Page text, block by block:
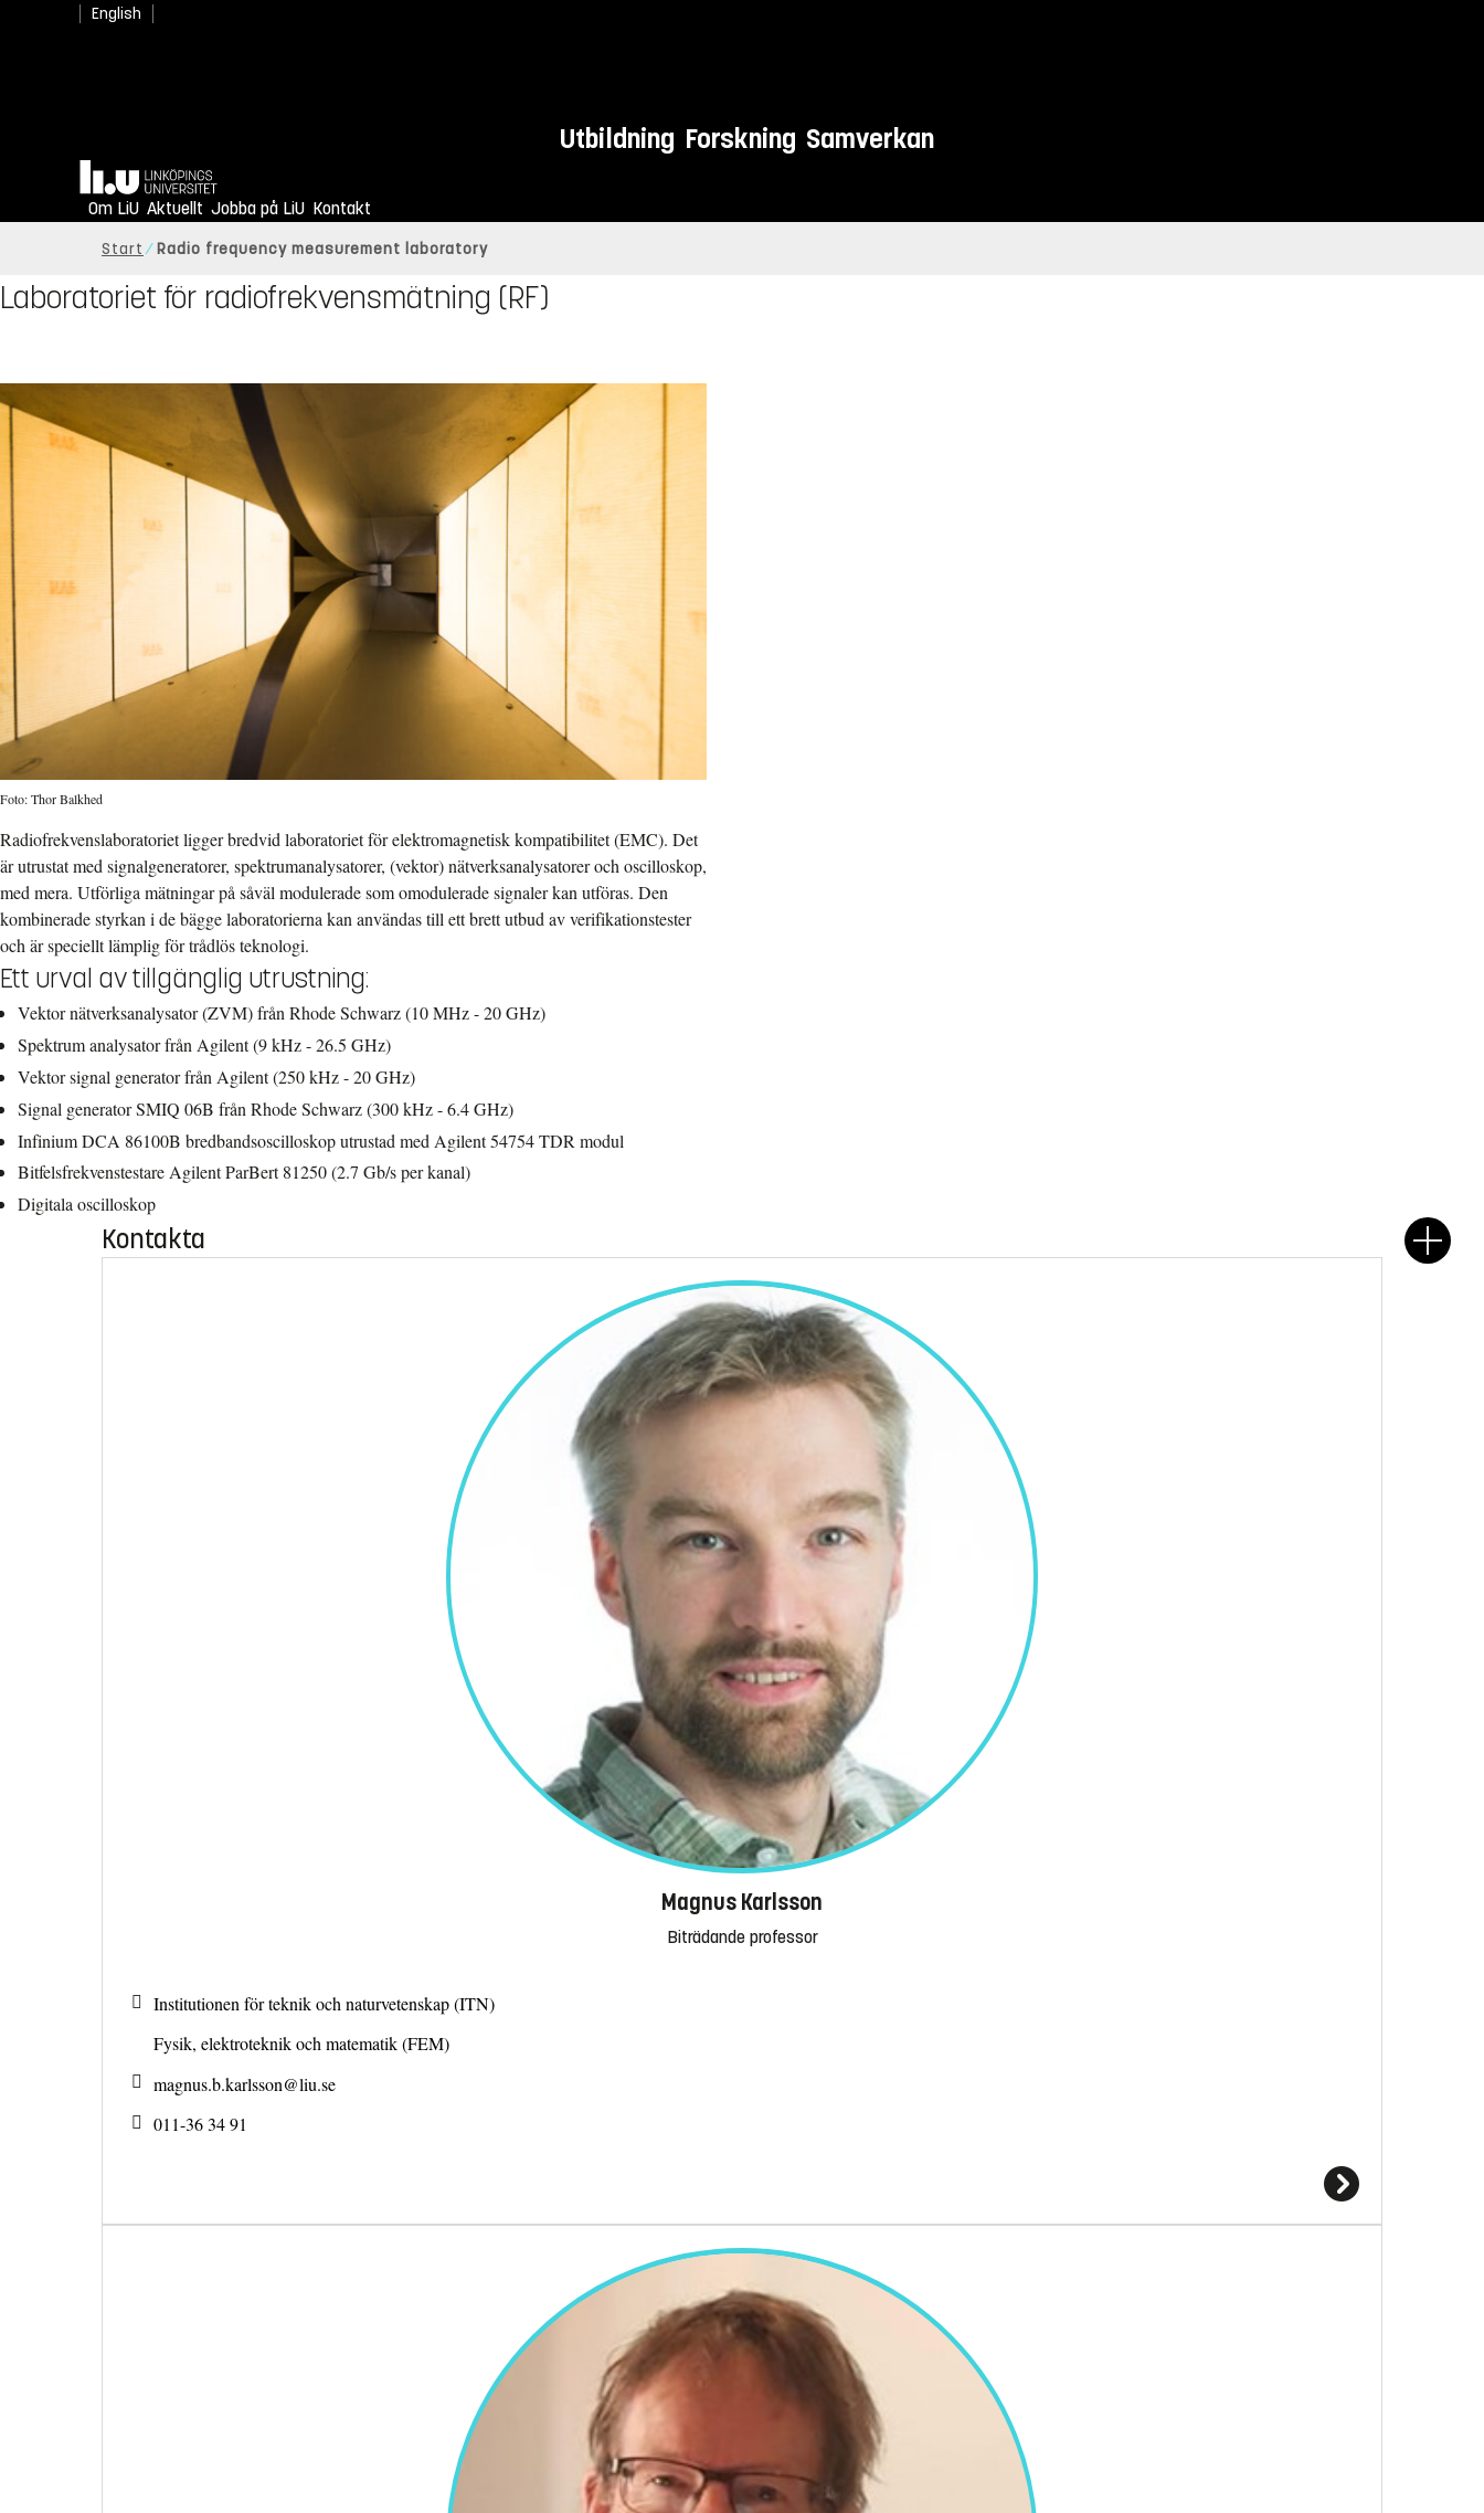
English
Utbildning Forskning Samverkan
Hem
Om LiU Aktuellt Jobba på LiU Kontakt
Start Radio frequency measurement laboratory
Laboratoriet för radiofrekvensmätning (RF)
Foto: Thor Balkhed
Radiofrekvenslaboratoriet ligger bredvid laboratoriet för elektromagnetisk kompatibilitet (EMC). Det
är utrustat med signalgeneratorer, spektrumanalysatorer, (vektor) nätverksanalysatorer och oscilloskop,
med mera. Utförliga mätningar på såväl modulerade som omodulerade signaler kan utföras. Den
kombinerade styrkan i de bägge laboratorierna kan användas till ett brett utbud av verifikationstester
och är speciellt lämplig för trådlös teknologi.
Ett urval av tillgänglig utrustning:
Vektor nätverksanalysator (ZVM) från Rhode Schwarz (10 MHz - 20 GHz)
Spektrum analysator från Agilent (9 kHz - 26.5 GHz)
Vektor signal generator från Agilent (250 kHz - 20 GHz)
Signal generator SMIQ 06B från Rhode Schwarz (300 kHz - 6.4 GHz)
Infinium DCA 86100B bredbandsoscilloskop utrustad med Agilent 54754 TDR modul
Bitfelsfrekvenstestare Agilent ParBert 81250 (2.7 Gb/s per kanal)
Digitala oscilloskop
Kontakta
Magnus Karlsson
Biträdande professor
Institutionen för teknik och naturvetenskap (ITN)
Fysik, elektroteknik och matematik (FEM)
magnus.b.karlsson@liu.se
011-36 34 91